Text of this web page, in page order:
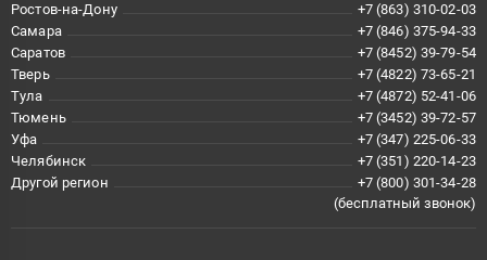
Ростов-на-Дону
+7 (863) 310-02-03
Самара
+7 (846) 375-94-33
Саратов
+7 (8452) 39-79-54
Тверь
+7 (4822) 73-65-21
Тула
+7 (4872) 52-41-06
Тюмень
+7 (3452) 39-72-57
Уфа
+7 (347) 225-06-33
Челябинск
+7 (351) 220-14-23
Другой регион
+7 (800) 301-34-28
(бесплатный звонок)